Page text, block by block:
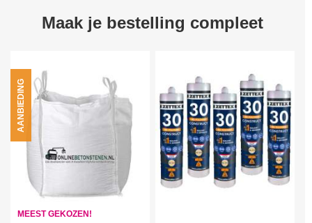
Maak je bestelling compleet
MEEST GEKOZEN!
AANBIEDING